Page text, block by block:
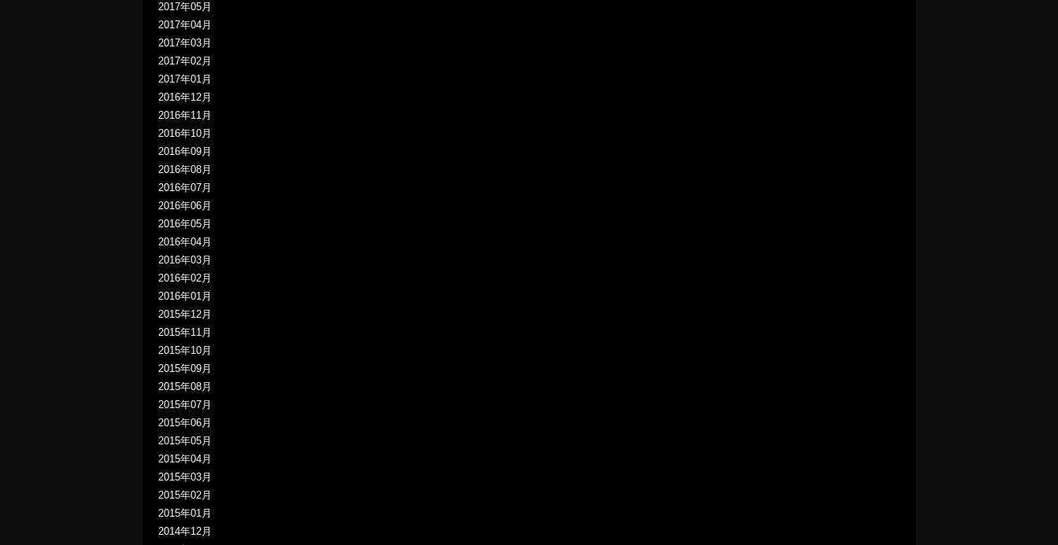
2017年05月
2017年04月
2017年03月
2017年02月
2017年01月
2016年12月
2016年11月
2016年10月
2016年09月
2016年08月
2016年07月
2016年06月
2016年05月
2016年04月
2016年03月
2016年02月
2016年01月
2015年12月
2015年11月
2015年10月
2015年09月
2015年08月
2015年07月
2015年06月
2015年05月
2015年04月
2015年03月
2015年02月
2015年01月
2014年12月